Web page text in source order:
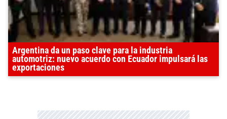
Argentina da un paso clave para la industria
automotriz: nuevo acuerdo con Ecuador impulsará las
exportaciones